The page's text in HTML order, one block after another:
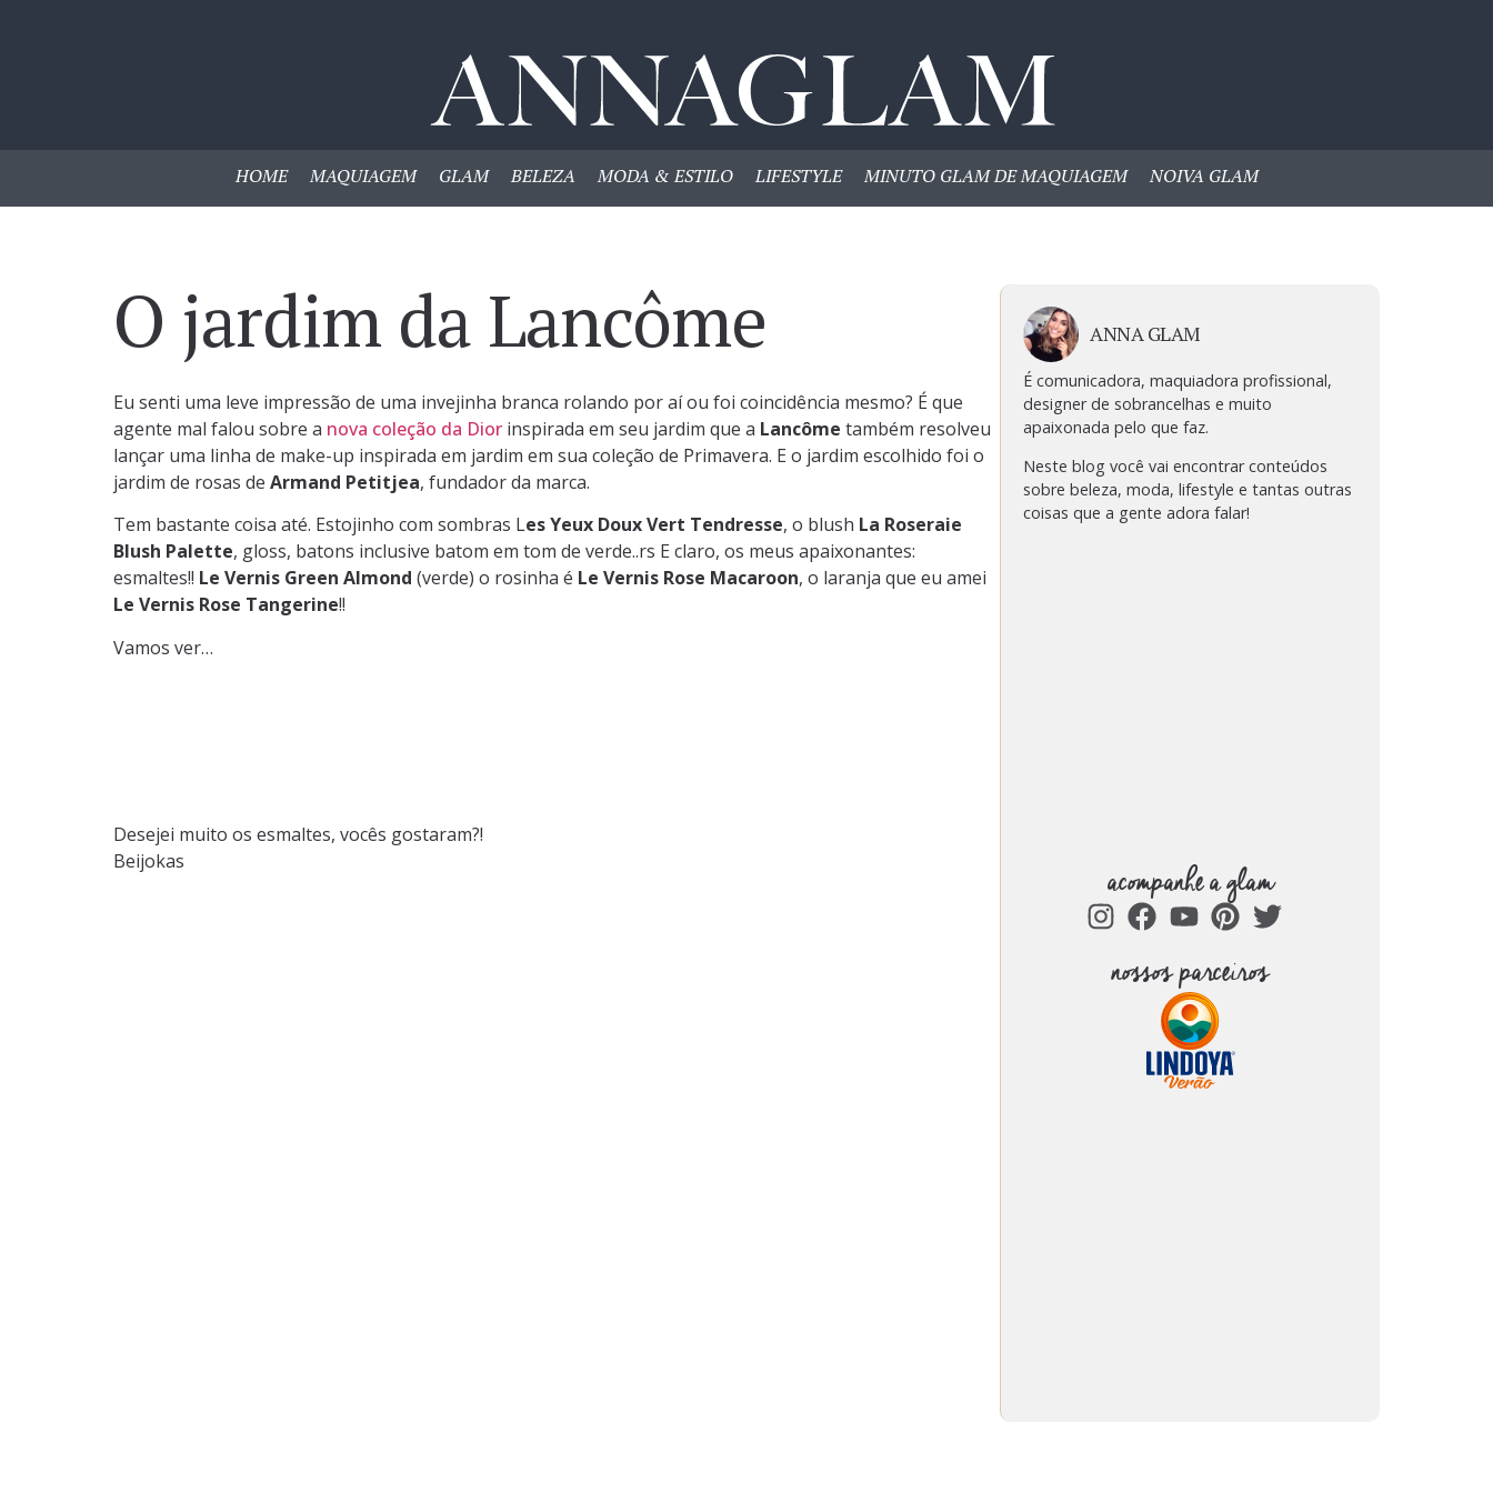
HOME MAQUIAGEM GLAM BELEZA MODA & ESTILO LIFESTYLE MINUTO GLAM DE MAQUIAGEM NOIVA GLAM
O jardim da Lancôme
Eu senti uma leve impressão de uma invejinha branca rolando por aí ou foi coincidência mesmo? É que
agente mal falou sobre a nova coleção da Dior inspirada em seu jardim que a Lancôme também resolveu
lançar uma linha de make-up inspirada em jardim em sua coleção de Primavera. E o jardim escolhido foi o
jardim de rosas de Armand Petitjea, fundador da marca.
Tem bastante coisa até. Estojinho com sombras Les Yeux Doux Vert Tendresse, o blush La Roseraie
Blush Palette, gloss, batons inclusive batom em tom de verde..rs E claro, os meus apaixonantes:
esmaltes!! Le Vernis Green Almond (verde) o rosinha é Le Vernis Rose Macaroon, o laranja que eu amei
Le Vernis Rose Tangerine!!
Vamos ver…
Desejei muito os esmaltes, vocês gostaram?!
Beijokas
ANNA GLAM
É comunicadora, maquiadora profissional,
designer de sobrancelhas e muito
apaixonada pelo que faz.
Neste blog você vai encontrar conteúdos
sobre beleza, moda, lifestyle e tantas outras
coisas que a gente adora falar!
acompanhe a glam
nossos parceiros